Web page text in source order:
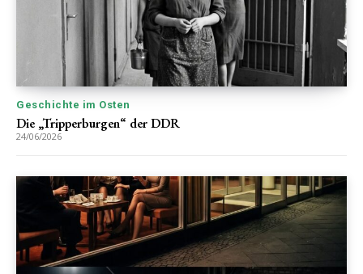
Geschichte im Osten
Die „Tripperburgen“ der DDR
24/06/2026